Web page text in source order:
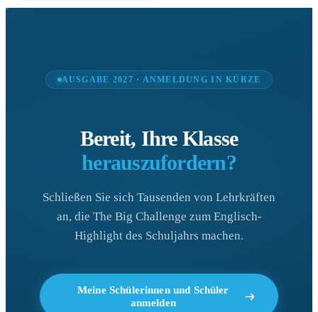
AUSGABE 2027 · ANMELDUNG IN KÜRZE
Bereit, Ihre Klasse
herauszufordern?
Schließen Sie sich Tausenden von Lehrkräften
an, die The Big Challenge zum Englisch-
Highlight des Schuljahrs machen.
Meine Schülerinnen und Schüler
anmelden